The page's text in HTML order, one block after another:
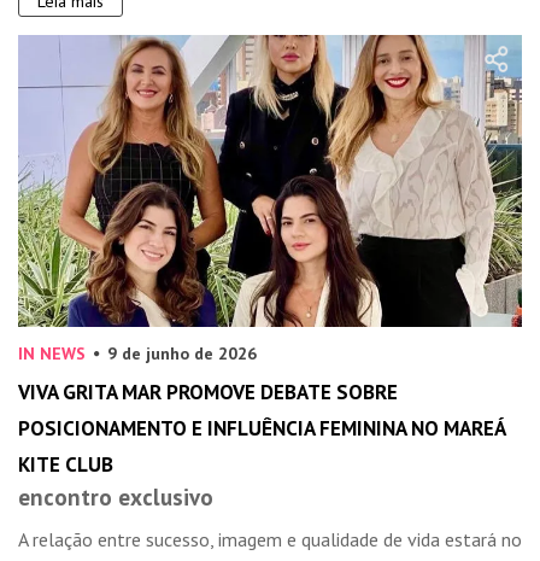
IN NEWS 9 de junho de 2026
VIVA GRITA MAR PROMOVE DEBATE SOBRE
POSICIONAMENTO E INFLUÊNCIA FEMININA NO MAREÁ
KITE CLUB
encontro exclusivo
A relação entre sucesso, imagem e qualidade de vida estará no